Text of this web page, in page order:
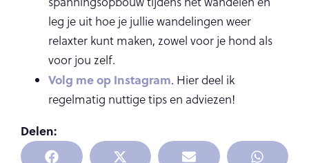
Delen:
leg je uit hoe je jullie wandelingen weer
relaxter kunt maken, zowel voor je hond als
voor jou zelf.
Volg me op Instagram. Hier deel ik
regelmatig nuttige tips en adviezen!